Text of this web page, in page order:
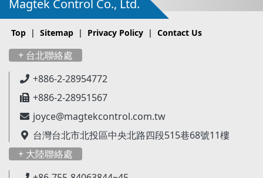
Magtek Control Co., Ltd.
Top | Sitemap | Privacy Policy | Contact Us
+ 台北聯絡處
+886-2-28954772
+886-2-28951567
joyce@magtekcontrol.com.tw
台灣台北市北投區中央北路四段515巷68號11樓
+ 大陸聯絡處